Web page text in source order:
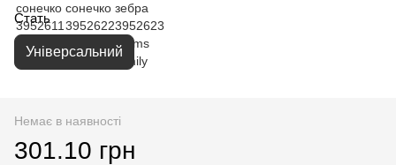
Стать
Універсальний
Немає в наявності
301.10 грн